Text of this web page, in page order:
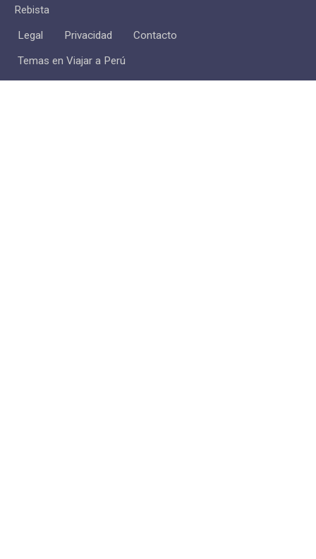
Rebista
Legal
Privacidad
Contacto
Temas en Viajar a Perú